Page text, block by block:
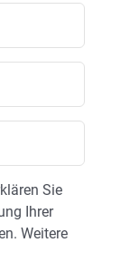
Sie
Ihrer
Weitere